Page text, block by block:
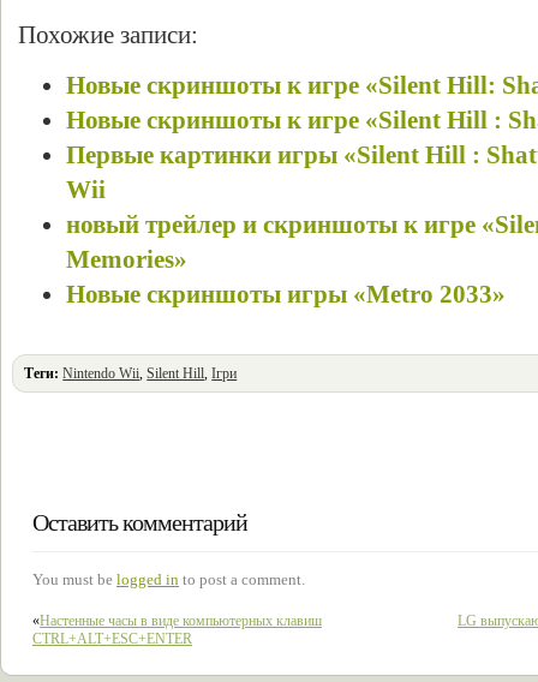
Похожие записи:
Новые скриншоты к игре «Silent Hill:
Новые скриншоты к игре «Silent Hill :
Первые картинки игры «Silent Hill :
Wii
новый трейлер и скриншоты к игре
Memories»
Новые скриншоты игры «Metro 2033»
Теги: Nintendo Wii,Silent Hill,Ігри
Оставить комментарий
You must be logged in to post a comment.
«Настенные часы в виде компьютерных клавиш
CTRL+ALT+ESC+ENTER
LG